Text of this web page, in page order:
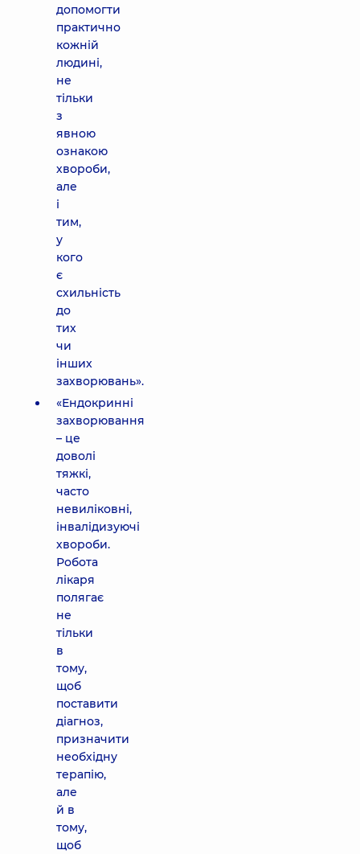
допомогти
практично
кожній
людині,
не
тільки
з
явною
ознакою
хвороби,
але
і
тим,
у
кого
є
схильність
до
тих
чи
інших
захворювань».
«Ендокринні
захворювання
– це
доволі
тяжкі,
часто
невиліковні,
інвалідизуючі
хвороби.
Робота
лікаря
полягає
не
тільки
в
тому,
щоб
поставити
діагноз,
призначити
необхідну
терапію,
але
й в
тому,
щоб